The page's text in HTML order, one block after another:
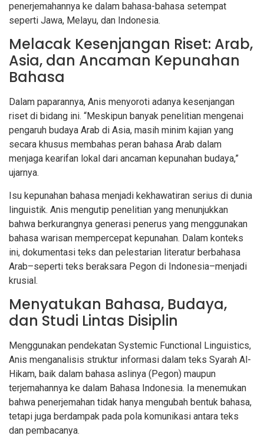
penerjemahannya ke dalam bahasa-bahasa setempat
seperti Jawa, Melayu, dan Indonesia.
Melacak Kesenjangan Riset: Arab,
Asia, dan Ancaman Kepunahan
Bahasa
Dalam paparannya, Anis menyoroti adanya kesenjangan
riset di bidang ini. “Meskipun banyak penelitian mengenai
pengaruh budaya Arab di Asia, masih minim kajian yang
secara khusus membahas peran bahasa Arab dalam
menjaga kearifan lokal dari ancaman kepunahan budaya,”
ujarnya.
Isu kepunahan bahasa menjadi kekhawatiran serius di dunia
linguistik. Anis mengutip penelitian yang menunjukkan
bahwa berkurangnya generasi penerus yang menggunakan
bahasa warisan mempercepat kepunahan. Dalam konteks
ini, dokumentasi teks dan pelestarian literatur berbahasa
Arab–seperti teks beraksara Pegon di Indonesia–menjadi
krusial.
Menyatukan Bahasa, Budaya,
dan Studi Lintas Disiplin
Menggunakan pendekatan Systemic Functional Linguistics,
Anis menganalisis struktur informasi dalam teks Syarah Al-
Hikam, baik dalam bahasa aslinya (Pegon) maupun
terjemahannya ke dalam Bahasa Indonesia. Ia menemukan
bahwa penerjemahan tidak hanya mengubah bentuk bahasa,
tetapi juga berdampak pada pola komunikasi antara teks
dan pembacanya.